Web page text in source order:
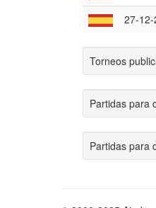
27-
Torneos
Partidas para
Partidas para